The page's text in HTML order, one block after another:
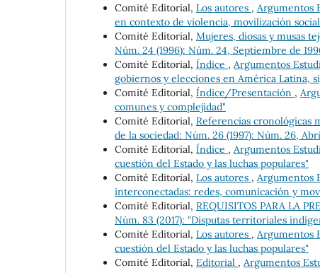
Comité Editorial, Los autores , Argumentos
en contexto de violencia, movilización
Comité Editorial, Mujeres, diosas y musas
Núm. 24 (1996): Núm. 24, Septiembre de
Comité Editorial, Índice , Argumentos
gobiernos y elecciones en América Latina,
Comité Editorial, Índice/Presentación ,
comunes y complejidad"
Comité Editorial, Referencias cronológicas
de la sociedad: Núm. 26 (1997): Núm. 26,
Comité Editorial, Índice , Argumentos
cuestión del Estado y las luchas populares"
Comité Editorial, Los autores , Argumentos
interconectadas: redes, comunicación y
Comité Editorial, REQUISITOS PARA LA
Núm. 83 (2017): "Disputas territoriales
Comité Editorial, Los autores , Argumentos
cuestión del Estado y las luchas populares"
Comité Editorial, Editorial , Argumentos